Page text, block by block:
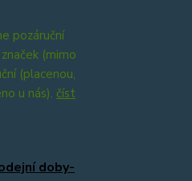
pozáruční
(mimo
(placenou,
u nás). číst
doby-